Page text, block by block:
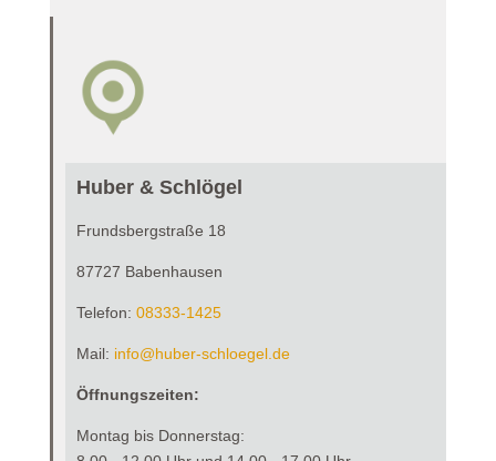
Huber & Schlögel
Frundsbergstraße 18
87727 Babenhausen
Telefon: 08333-1425
Mail: info@huber-schloegel.de
Öffnungszeiten:
Montag bis Donnerstag: